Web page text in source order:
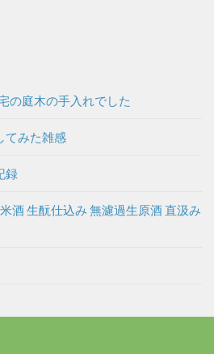
の庭木の手入れでした
てみた雑感
録
酒 生酛仕込み 無濾過生原酒 直汲み